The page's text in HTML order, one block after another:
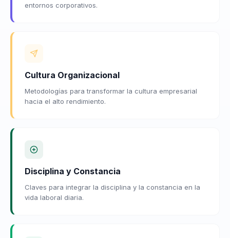
entornos corporativos.
Cultura Organizacional
Metodologías para transformar la cultura empresarial
hacia el alto rendimiento.
Disciplina y Constancia
Claves para integrar la disciplina y la constancia en la
vida laboral diaria.